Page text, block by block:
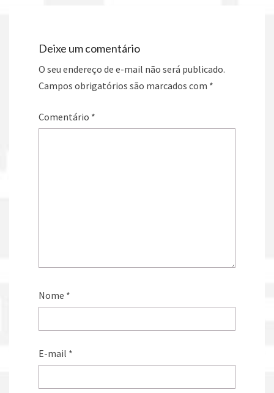
Deixe um comentário
O seu endereço de e-mail não será publicado.
Campos obrigatórios são marcados com *
Comentário *
Nome *
E-mail *